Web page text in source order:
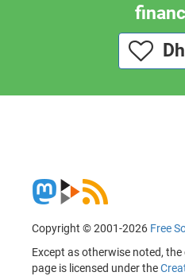
Copyright © 2001-2026 Free
Except as otherwise noted,
page is licensed under the